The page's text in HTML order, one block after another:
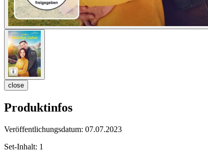
close
Produktinfos
Veröffentlichungsdatum: 07.07.2023
Set-Inhalt: 1